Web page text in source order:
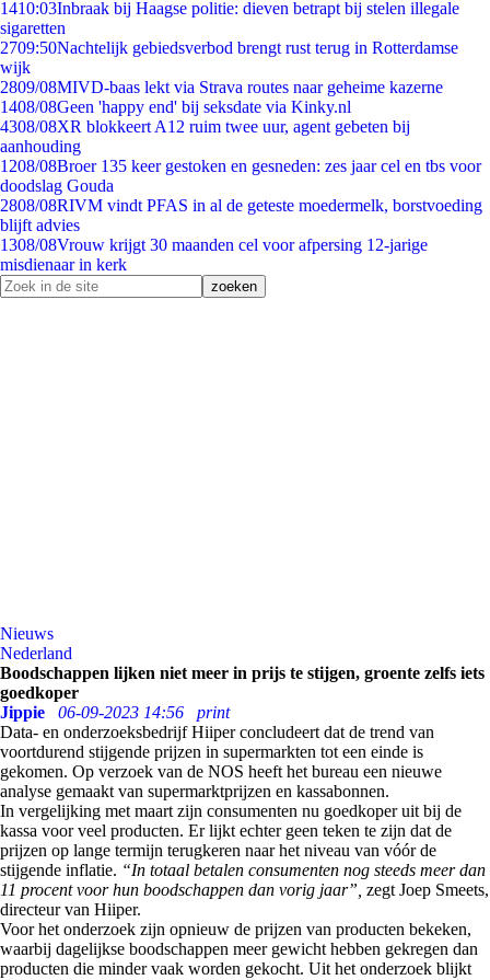
1410:03Inbraak bij Haagse politie: dieven betrapt bij stelen illegale
sigaretten
2709:50Nachtelijk gebiedsverbod brengt rust terug in Rotterdamse
wijk
2809/08MIVD-baas lekt via Strava routes naar geheime kazerne
1408/08Geen 'happy end' bij seksdate via Kinky.nl
4308/08XR blokkeert A12 ruim twee uur, agent gebeten bij
aanhouding
1208/08Broer 135 keer gestoken en gesneden: zes jaar cel en tbs voor
doodslag Gouda
2808/08RIVM vindt PFAS in al de geteste moedermelk, borstvoeding
blijft advies
1308/08Vrouw krijgt 30 maanden cel voor afpersing 12-jarige
misdienaar in kerk
Nieuws
Nederland
Boodschappen lijken niet meer in prijs te stijgen, groente zelfs iets
goedkoper
Jippie
06-09-2023 14:56
print
Data- en onderzoeksbedrijf Hiiper concludeert dat de trend van
voortdurend stijgende prijzen in supermarkten tot een einde is
gekomen. Op verzoek van de NOS heeft het bureau een nieuwe
analyse gemaakt van supermarktprijzen en kassabonnen.
In vergelijking met maart zijn consumenten nu goedkoper uit bij de
kassa voor veel producten. Er lijkt echter geen teken te zijn dat de
prijzen op lange termijn terugkeren naar het niveau van vóór de
stijgende inflatie. “In totaal betalen consumenten nog steeds meer dan
11 procent voor hun boodschappen dan vorig jaar”, zegt Joep Smeets,
directeur van Hiiper.
Voor het onderzoek zijn opnieuw de prijzen van producten bekeken,
waarbij dagelijkse boodschappen meer gewicht hebben gekregen dan
producten die minder vaak worden gekocht. Uit het onderzoek blijkt